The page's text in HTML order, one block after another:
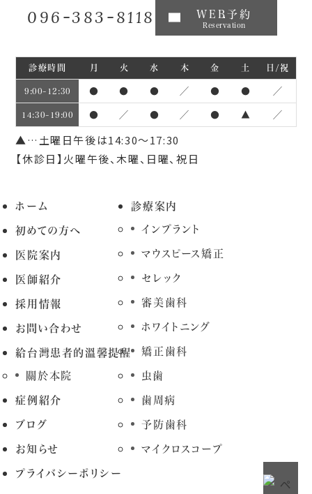
096-383-8118 WEB予約
Reservation
診療時間 月 火 水 木 金 土 日/祝
9:00~12:30 ● ● ● ／ ● ● ／
14:30~19:00 ● ／ ● ／ ● ▲ ／
▲…土曜日午後は14:30～17:30
【休診日】火曜午後、木曜、日曜、祝日
ホーム
初めての方へ
医院案内
医師紹介
採用情報
お問い合わせ
給台灣患者的溫馨提醒
關於本院
症例紹介
ブログ
お知らせ
プライバシーポリシー
診療案内
インプラント
マウスピース矯正
セレック
審美歯科
ホワイトニング
矯正歯科
虫歯
歯周病
予防歯科
マイクロスコープ